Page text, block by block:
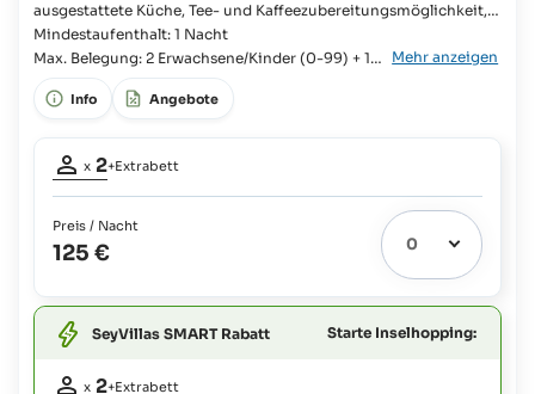
ausgestattete Küche, Tee- und Kaffeezubereitungsmöglichkeit,
Dusche, Föhn Appartement, Schlafzimmer, Kingsize-Bett,
Zustellbett möglich, Babybett möglich, Badezimmer en suite,
Mindestaufenthalt: 1 Nacht
Max. Belegung: 2 Erwachsene/Kinder (0-99) + 1
Kind (0-11)
Mehr anzeigen
Info Angebote
Belegung
Extrabett
möglich:
und
Kinder
x 2+Extrabett
Preis / Nacht
125 €
SeyVillas SMART Rabatt Starte Inselhopping:
x 2+Extrabett